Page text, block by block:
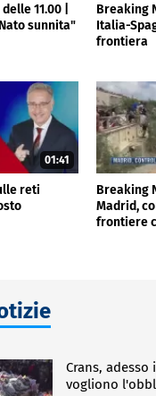
11.00 |
sunnita"
Breaking
Italia-
frontiera
01:41
reti
Breaking
Madrid,
frontiere
Crans,
vogliono